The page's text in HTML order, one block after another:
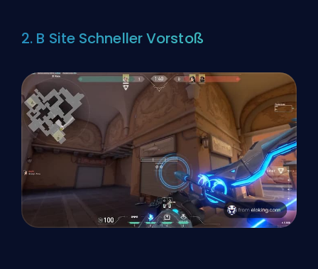
2. B Site Schneller Vorstoß